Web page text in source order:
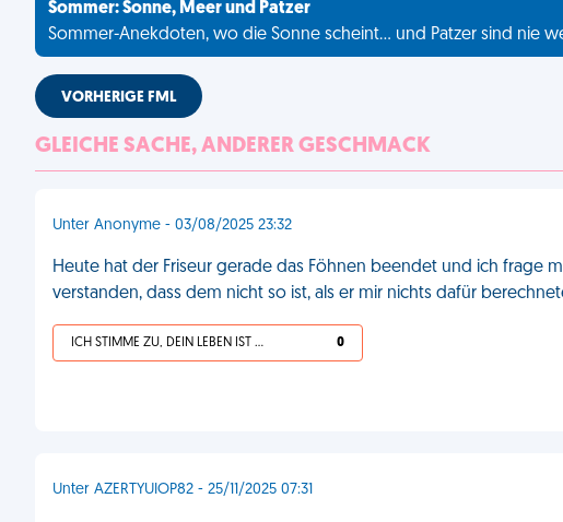
Sommer: Sonne, Meer und Patzer
Sommer-Anekdoten, wo die Sonne scheint... und Patzer sind nie
VORHERIGE FML
GLEICHE SACHE, ANDERER GESCHMACK
Unter Anonyme - 03/08/2025 23:32
Heute hat der Friseur gerade das Föhnen beendet und ich frage
verstanden, dass dem nicht so ist, als er mir nichts dafür
ICH STIMME ZU, DEIN LEBEN IST SCHEISSE 0
Unter AZERTYUIOP82 - 25/11/2025 07:31